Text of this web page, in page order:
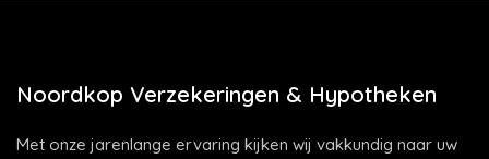
Noordkop Verzekeringen & Hypotheken
Met onze jarenlange ervaring kijken wij vakkundig naar uw